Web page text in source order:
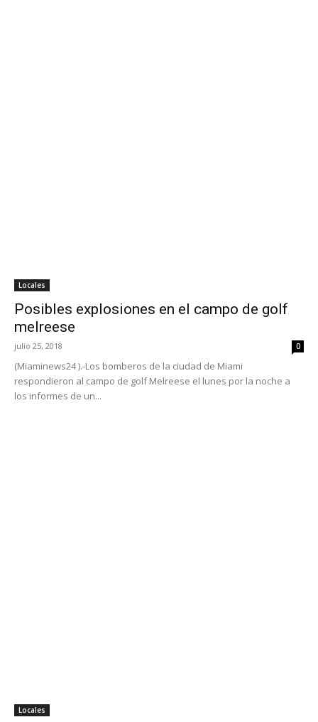
Locales
Posibles explosiones en el campo de golf
melreese
julio 25, 2018 0
(Miaminews24 ).-Los bomberos de la ciudad de Miami
respondieron al campo de golf Melreese el lunes por la noche a
los informes de un...
Locales